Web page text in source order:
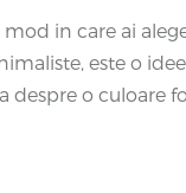
mod in care ai
este o
despre o culoare